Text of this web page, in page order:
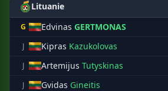
Lituanie
G Edvinas GERTMONAS
J Kipras Kazukolovas
J Artemijus Tutyskinas
J Gvidas Gineitis